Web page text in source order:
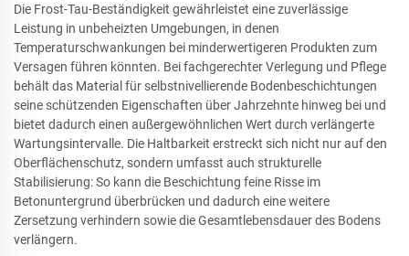
Die Frost-Tau-Beständigkeit gewährleistet eine zuverlässige
Leistung in unbeheizten Umgebungen, in denen
Temperaturschwankungen bei minderwertigeren Produkten zum
Versagen führen könnten. Bei fachgerechter Verlegung und Pflege
behält das Material für selbstnivellierende Bodenbeschichtungen
seine schützenden Eigenschaften über Jahrzehnte hinweg bei und
bietet dadurch einen außergewöhnlichen Wert durch verlängerte
Wartungsintervalle. Die Haltbarkeit erstreckt sich nicht nur auf den
Oberflächenschutz, sondern umfasst auch strukturelle
Stabilisierung: So kann die Beschichtung feine Risse im
Betonuntergrund überbrücken und dadurch eine weitere
Zersetzung verhindern sowie die Gesamtlebensdauer des Bodens
verlängern.